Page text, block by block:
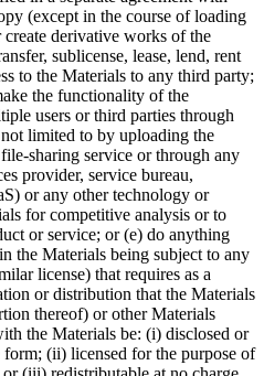
(except in the course of loading
derivative works of the
sublicense, lease, lend, rent
to the Materials to any third party;
the functionality of the
users or third parties through
limited to by uploading the
sharing service or through any
provider, service bureau,
or any other technology or
for competitive analysis or to
or service; or (e) do anything
the Materials being subject to any
license) that requires as a
or distribution that the Materials
thereof) or other Materials
the Materials be: (i) disclosed or
(ii) licensed for the purpose of